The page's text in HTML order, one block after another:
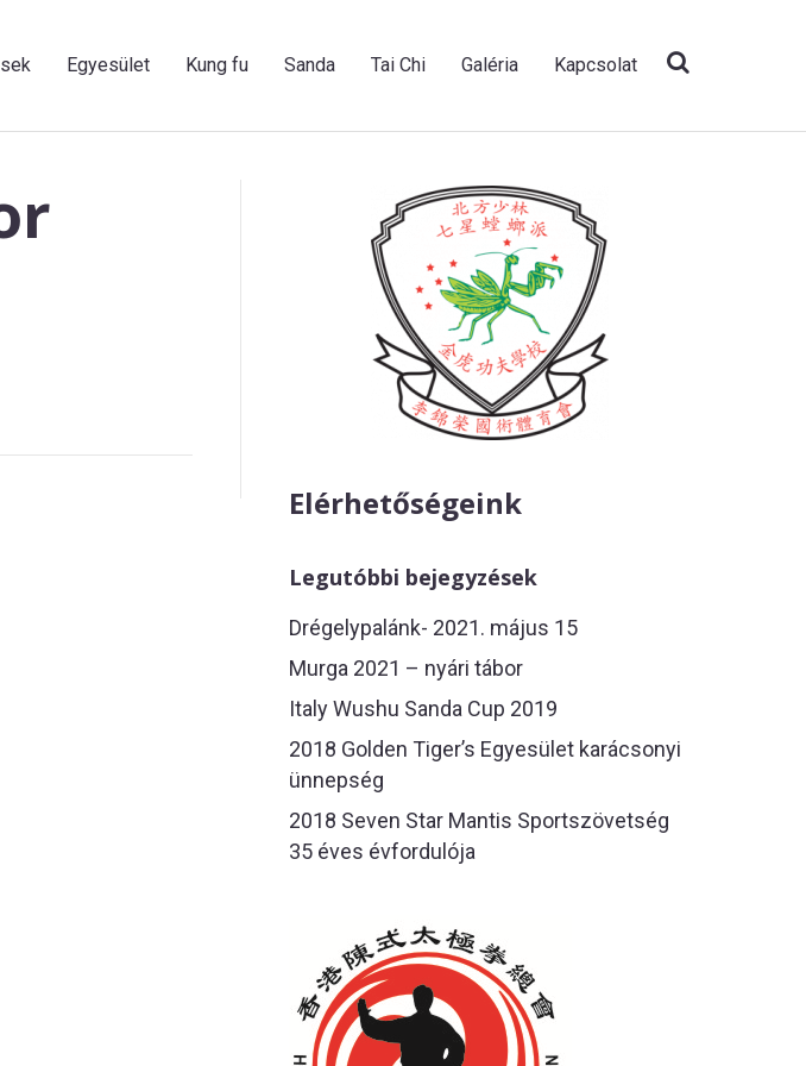
Egyesület Kung fu Sanda Tai Chi Galéria Kapcsolat
Elérhetőségeink
Legutóbbi bejegyzések
Drégelypalánk- 2021. május 15
Murga 2021 – nyári tábor
Italy Wushu Sanda Cup 2019
2018 Golden Tiger’s Egyesület karácsonyi
ünnepség
2018 Seven Star Mantis Sportszövetség
35 éves évfordulója